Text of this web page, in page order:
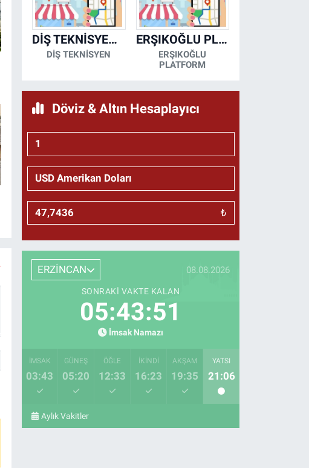
DİŞ TEKNİSYENİ- MESUT KORKMAZ
DİŞ TEKNİSYEN
ERŞIKOĞLU PLATFORM
ERŞIKOĞLU
PLATFORM
Döviz & Altın Hesaplayıcı
₺
ERZİNCAN 08.08.2026
SONRAKI VAKTE KALAN
05:43:50
İmsak Namazı
İMSAK
03:43
GÜNEŞ
05:20
ÖĞLE
12:33
İKINDI
16:23
AKŞAM
19:35
YATSI
21:06
Aylık Vakitler